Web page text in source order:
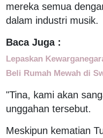
mereka semua
dalam industri musik.
Baca Juga :
Lepaskan
Beli Rumah Mewah di
"Tina, kami akan
unggahan tersebut.
Meskipun kematian